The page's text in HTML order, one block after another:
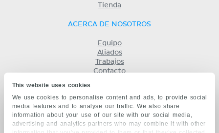
This website uses cookies
We use cookies to personalise content and ads, to provide social
media features and to analyse our traffic. We also share
information about your use of our site with our social media,
advertising and analytics partners who may combine it with other
Tienda
ACERCA DE NOSOTROS
Equipo
Aliados
Trabajos
Contacto
Términos y condiciones
Privacidad
KENHUB EN...
English